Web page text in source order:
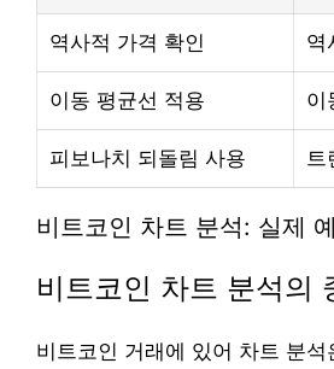
역사적 가격 확인 역
이동 평균선 적용 이
피보나치 되돌림 사용 트
비트코인 차트 분석: 실제
비트코인 차트 분석의
비트코인 거래에 있어 차트 분